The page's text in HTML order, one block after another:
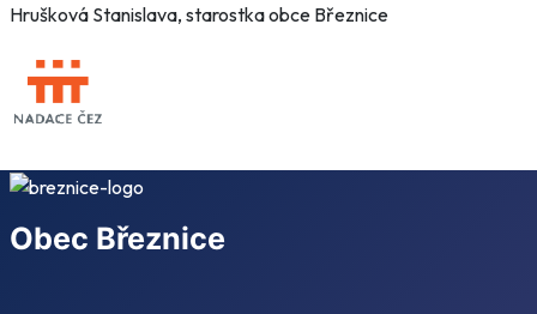
Hrušková Stanislava, starostka obce Březnice
Obec Březnice